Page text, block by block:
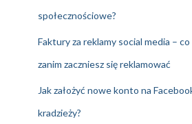
społecznościowe?
Faktury za reklamy social media –
zanim zaczniesz się reklamować
Jak założyć nowe konto na
kradzieży?